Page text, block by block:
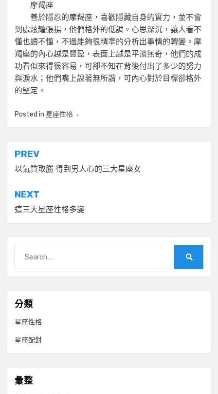
摩羯座
善於隱忍的摩羯座，喜歡隱藏自身的實力，並不會
到處炫耀張揚，他們格外的低調。心思深沉，讓人看不
懂也讀不懂，不過能夠很精準的分析出事情的轉變。摩
羯座的內心越是豐盈，表面上越是平淡無奇，他們的成
功看似來得很容易，可卻不知在背後付出了多少的努力
與淚水；他們嘴上說著無所謂，可內心對於目標卻格外
的堅定。
Posted in 星座性格
文
章
導
覽
PREV
以氣質取勝 得到男人心的三大星座女
NEXT
這三大星座性格多變
for:
分類
星座性格
星座配對
彙整